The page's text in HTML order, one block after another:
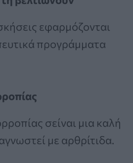
εφαρμόζονται
προγράμματα
σείναι μια καλή
με αρθρίτιδα.